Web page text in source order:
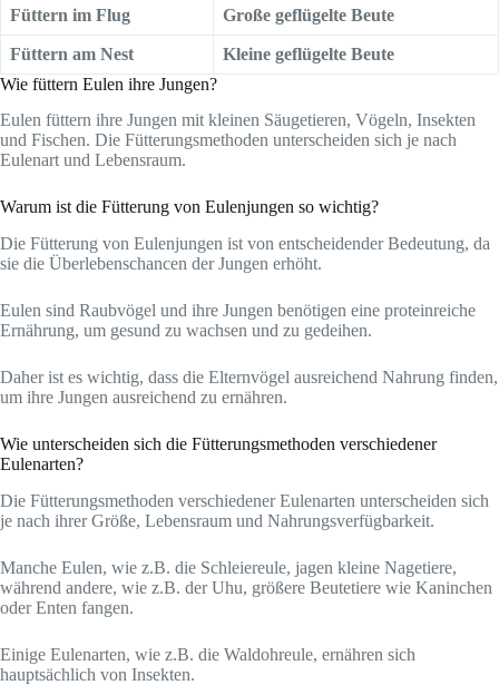
Füttern im Flug Große geflügelte Beute
Füttern am Nest
Kleine geflügelte Beute
Wie füttern Eulen ihre Jungen?
Eulen füttern ihre Jungen mit kleinen Säugetieren, Vögeln, Insekten
und Fischen. Die Fütterungsmethoden unterscheiden sich je nach
Eulenart und Lebensraum.
Warum ist die Fütterung von Eulenjungen so wichtig?
Die Fütterung von Eulenjungen ist von entscheidender Bedeutung, da
sie die Überlebenschancen der Jungen erhöht.
Eulen sind Raubvögel und ihre Jungen benötigen eine proteinreiche
Ernährung, um gesund zu wachsen und zu gedeihen.
Daher ist es wichtig, dass die Elternvögel ausreichend Nahrung finden,
um ihre Jungen ausreichend zu ernähren.
Wie unterscheiden sich die Fütterungsmethoden verschiedener
Eulenarten?
Die Fütterungsmethoden verschiedener Eulenarten unterscheiden sich
je nach ihrer Größe, Lebensraum und Nahrungsverfügbarkeit.
Manche Eulen, wie z.B. die Schleiereule, jagen kleine Nagetiere,
während andere, wie z.B. der Uhu, größere Beutetiere wie Kaninchen
oder Enten fangen.
Einige Eulenarten, wie z.B. die Waldohreule, ernähren sich
hauptsächlich von Insekten.